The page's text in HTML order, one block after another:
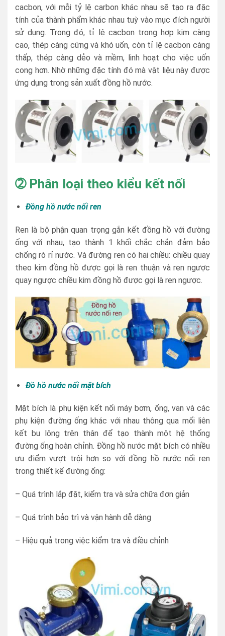
cacbon, với mỗi tỷ lệ carbon khác nhau sẽ tạo ra đặc
tính của thành phẩm khác nhau tuỳ vào mục đích người
sử dụng. Trong đó, tỉ lệ cacbon trong hợp kim càng
cao, thép càng cứng và khó uốn, còn tỉ lệ cacbon càng
thấp, thép càng dẻo và mềm, linh hoạt cho việc uốn
cong hơn. Nhờ những đặc tính đó mà vật liệu này được
ứng dụng trong sản xuất đồng hồ nước.
➁ Phân loại theo kiểu kết nối
Đồng hồ nước nối ren
Ren là bộ phận quan trọng gắn kết đồng hồ với đường
ống với nhau, tạo thành 1 khối chắc chắn đảm bảo
chống rò rỉ nước. Và đường ren có hai chiều: chiều quay
theo kim đồng hồ được gọi là ren thuận và ren ngược
quay ngược chiều kim đồng hồ được gọi là ren ngược.
Đồ hồ nước nối mặt bích
Mặt bích là phụ kiện kết nối máy bơm, ống, van và các
phụ kiện đường ống khác với nhau thông qua mối liên
kết bu lông trên thân để tạo thành một hệ thống
đường ống hoàn chỉnh. Đồng hồ nước mặt bích có nhiều
ưu điểm vượt trội hơn so với đồng hồ nước nối ren
trong thiết kế đường ống:
– Quá trình lắp đặt, kiểm tra và sửa chữa đơn giản
– Quá trình bảo trì và vận hành dễ dàng
– Hiệu quả trong việc kiểm tra và điều chỉnh